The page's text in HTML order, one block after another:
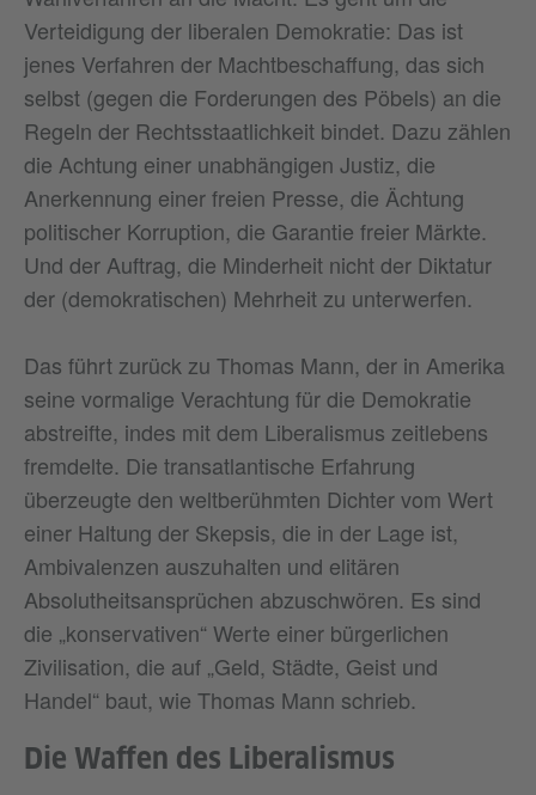
Verteidigung der liberalen Demokratie: Das ist
jenes Verfahren der Machtbeschaffung, das sich
selbst (gegen die Forderungen des Pöbels) an die
Regeln der Rechtsstaatlichkeit bindet. Dazu zählen
die Achtung einer unabhängigen Justiz, die
Anerkennung einer freien Presse, die Ächtung
politischer Korruption, die Garantie freier Märkte.
Und der Auftrag, die Minderheit nicht der Diktatur
der (demokratischen) Mehrheit zu unterwerfen.
Das führt zurück zu Thomas Mann, der in Amerika
seine vormalige Verachtung für die Demokratie
abstreifte, indes mit dem Liberalismus zeitlebens
fremdelte. Die transatlantische Erfahrung
überzeugte den weltberühmten Dichter vom Wert
einer Haltung der Skepsis, die in der Lage ist,
Ambivalenzen auszuhalten und elitären
Absolutheitsansprüchen abzuschwören. Es sind
die „konservativen“ Werte einer bürgerlichen
Zivilisation, die auf „Geld, Städte, Geist und
Handel“ baut, wie Thomas Mann schrieb.
Die Waffen des Liberalismus